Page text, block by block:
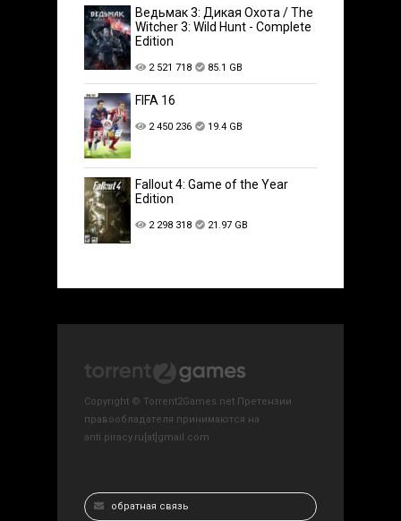
Ведьмак 3: Дикая Охота / The
Witcher 3: Wild Hunt - Complete
Edition
2 521 718 85.1 GB
FIFA 16
2 450 236 19.4 GB
Fallout 4: Game of the Year
Edition
2 298 318 21.97 GB
Copyright © Torrent2Games.net Претензии
правообладателя принимаются на
anti.piracy.ru[at]gmail.com
обратная связь